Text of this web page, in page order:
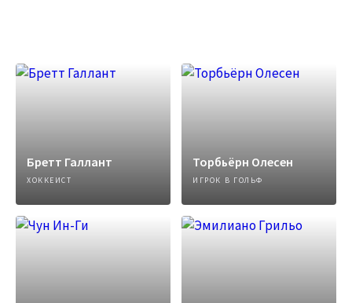
Бретт Галлант
ХОККЕИСТ
Торбьёрн Олесен
ИГРОК В ГОЛЬФ